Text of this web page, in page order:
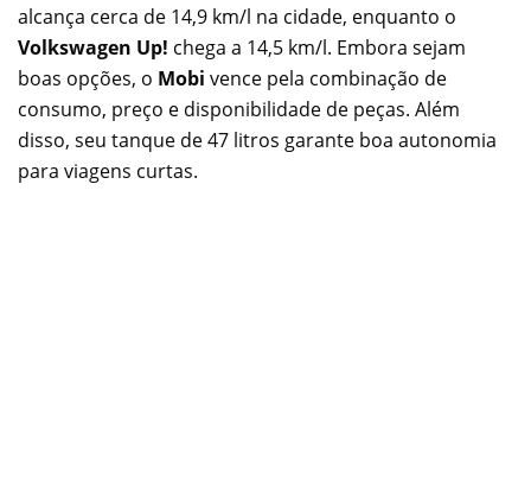
alcança cerca de 14,9 km/l na cidade, enquanto o
Volkswagen Up! chega a 14,5 km/l. Embora sejam
boas opções, o Mobi vence pela combinação de
consumo, preço e disponibilidade de peças. Além
disso, seu tanque de 47 litros garante boa autonomia
para viagens curtas.